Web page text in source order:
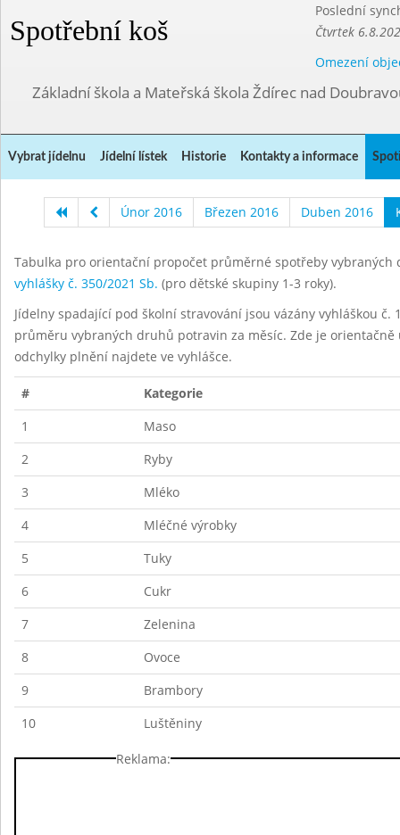
Spotřební koš
Poslední
Čtvrtek
Omezení
Základní škola a Mateřská škola Ždírec nad
Vybrat jídelnu Jídelní lístek Historie Kontakty a informace
Únor 2016 Březen 2016 Duben 2016
Tabulka pro orientační propočet průměrné spotřeby
vyhlášky č. 350/2021 Sb. (pro dětské skupiny 1-3 roky).
Jídelny spadající pod školní stravování jsou vázány vyhláškou
průměru vybraných druhů potravin za měsíc. Zde je
odchylky plnění najdete ve vyhlášce.
#
Kategorie
1
Maso
2
Ryby
3
Mléko
4
Mléčné výrobky
5
Tuky
6
Cukr
7
Zelenina
8
Ovoce
9
Brambory
10
Luštěniny
Reklama: